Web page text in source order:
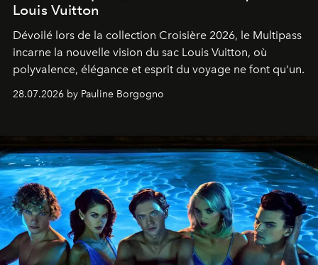
Louis Vuitton
Dévoilé lors de la collection Croisière 2026, le Multipass
incarne la nouvelle vision du sac Louis Vuitton, où
polyvalence, élégance et esprit du voyage ne font qu'un.
28.07.2026 by Pauline Borgogno